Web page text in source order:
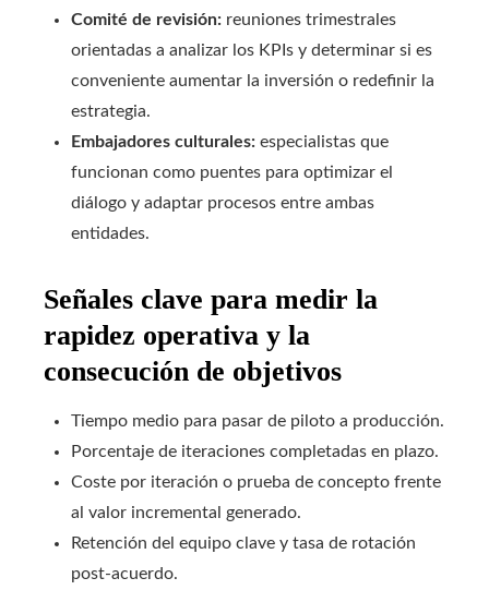
Comité de revisión: reuniones trimestrales
orientadas a analizar los KPIs y determinar si es
conveniente aumentar la inversión o redefinir la
estrategia.
Embajadores culturales: especialistas que
funcionan como puentes para optimizar el
diálogo y adaptar procesos entre ambas
entidades.
Señales clave para medir la
rapidez operativa y la
consecución de objetivos
Tiempo medio para pasar de piloto a producción.
Porcentaje de iteraciones completadas en plazo.
Coste por iteración o prueba de concepto frente
al valor incremental generado.
Retención del equipo clave y tasa de rotación
post‑acuerdo.